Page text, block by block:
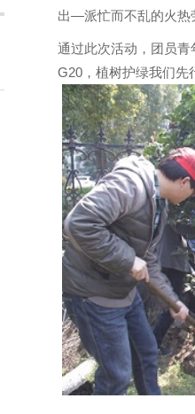
出—派忙而不乱的火热
通过此次活动，团员
G20 ，植树护绿我们先